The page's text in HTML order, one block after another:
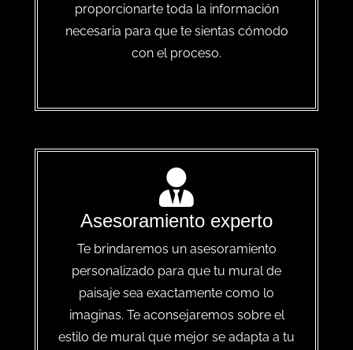
proporcionarte toda la información
necesaria para que te sientas cómodo
con el proceso.
Asesoramiento experto
Te brindaremos un asesoramiento
personalizado para que tu mural de
paisaje sea exactamente como lo
imaginas. Te aconsejaremos sobre el
estilo de mural que mejor se adapta a tu